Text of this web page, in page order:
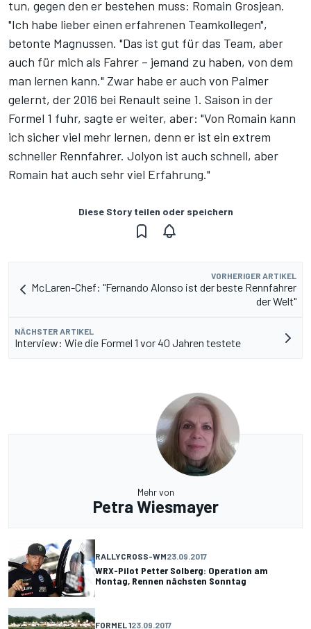
tun, gegen den er bestehen muss: Romain Grosjean.
"Ich habe lieber einen erfahrenen Teamkollegen",
betonte Magnussen. "Das ist gut für das Team, aber
auch für mich als Fahrer – jemand zu haben, von dem
man lernen kann." Zwar habe er auch von Palmer
gelernt, der 2016 bei Renault seine 1. Saison in der
Formel 1 fuhr, sagte er weiter, aber: "Von Romain kann
ich sicher viel mehr lernen, denn er ist ein extrem
schneller Rennfahrer. Jolyon ist auch schnell, aber
Romain hat auch sehr viel Erfahrung."
Diese Story teilen oder speichern
VORHERIGER ARTIKEL
McLaren-Chef: "Fernando Alonso ist der beste Rennfahrer
der Welt"
NÄCHSTER ARTIKEL
Interview: Wie die Formel 1 vor 40 Jahren testete
Mehr von
Petra Wiesmayer
RALLYCROSS-WM23.09.2017
WRX-Pilot Petter Solberg: Operation am
Montag, Rennen nächsten Sonntag
FORMEL 123.09.2017